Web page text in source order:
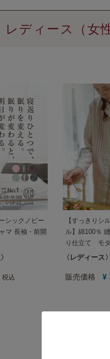
レディース（女
シックノビー
マ 長袖・前開
税込
【すっきりシ
ル】綿100％
り仕立て モ
ディース パジ
レディース
販売価格 ¥